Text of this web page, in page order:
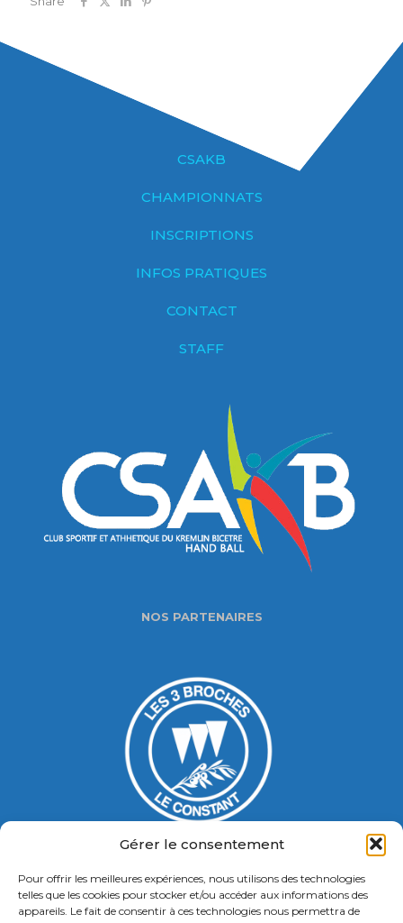
Gérer le consentement
Pour offrir les meilleures expériences, nous utilisons des technologies
telles que les cookies pour stocker et/ou accéder aux informations des
appareils. Le fait de consentir à ces technologies nous permettra de
CSAKB
CHAMPIONNATS
INSCRIPTIONS
INFOS PRATIQUES
CONTACT
STAFF
NOS PARTENAIRES
Gymnase Jacques Ducasse
5 Bd Chastenet de Géry